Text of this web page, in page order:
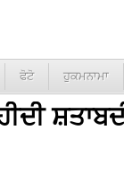
ਫੋਟੋ ਹੁਕਮਨਾਮਾ